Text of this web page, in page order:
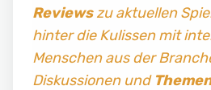
Reviewszu aktuellen
hinter die Kulissen mit
Menschen aus der
Diskussionen und